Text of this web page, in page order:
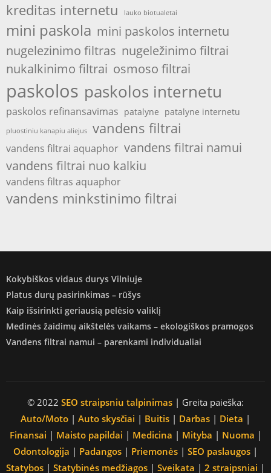
kreditas internetu lauko biotualetai
mini paskola mini paskolos internetu
nugelezinimo filtras nugeležinimo filtrai
nukalkinimo filtrai osmoso filtrai
paskolos paskolos internetu
paskolos refinansavimas patalyne patalyne internetu
pluostiniu kanapiu aliejus vandens filtrai
vandens filtrai aquaphor vandens filtrai namui
vandens filtrai nuo kalkiu
vandens filtras aquaphor
vandens minkstinimo filtrai
Kokybiškos vidaus durys Vilniuje
Platus durų pasirinkimas – rūšys
Kaip išsirinkti geriausią pelėsio valiklį
Medinės žaidimų aikštelės vaikams – ekologiškos pramogos
Vandens filtrai namui – parenkami individualiai
© 2022 SEO straipsniu talpinimas | Greita paieška:
Auto/Moto | Auto skysčiai | Buitis | Darbas | Dieta |
Finansai | Maisto papildai | Medicina | Mityba | Nuoma |
Odontologija | Padangos | Priemonės | SEO paslaugos |
Statybos | Statybinės medžiagos | Sveikata | 2 straipsniai |